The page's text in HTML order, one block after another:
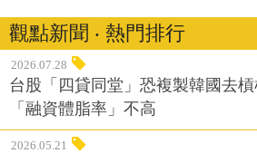
觀點新聞 ‧ 熱門排行
2026.07.28
台股「四貸同堂」恐複製韓國去
「融資體脂率」不高
2026.05.21